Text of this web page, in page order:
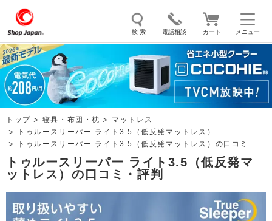
メニュー
検 索 電話相談 カート
トゥルースリーパー ソイリッチ ここひえ 枕
掃除機 クッキングプロ マイキュット
エアコン オーラルスマイル
トップ 寝具・布団・枕
マットレス
トゥルースリーパー ライト3.5（低反発マットレス）
トゥルースリーパー ライト3.5（低反発マットレス）の口コミ
トゥルースリーパー ライト3.5（低反発マ
ットレス）の口コミ・評判